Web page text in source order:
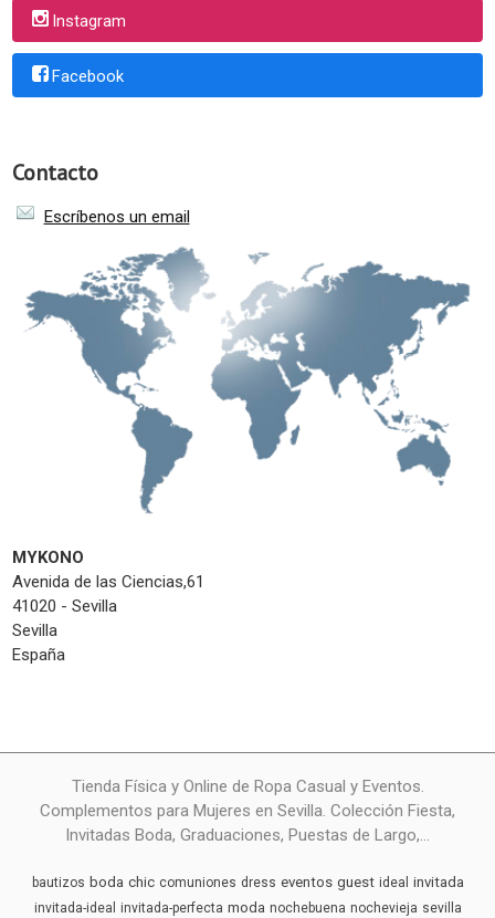
Instagram
Facebook
Contacto
Escríbenos un email
MYKONO
Avenida de las Ciencias,61
41020 - Sevilla
Sevilla
España
Tienda Física y Online de Ropa Casual y Eventos.
Complementos para Mujeres en Sevilla. Colección Fiesta,
Invitadas Boda, Graduaciones, Puestas de Largo,...
bautizos boda chic comuniones dress eventos guest ideal invitada
invitada-ideal invitada-perfecta moda nochebuena nochevieja sevilla